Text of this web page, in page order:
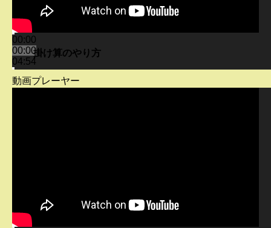
00:00
00:00
04:54
掛け算のやり方
動画プレーヤー